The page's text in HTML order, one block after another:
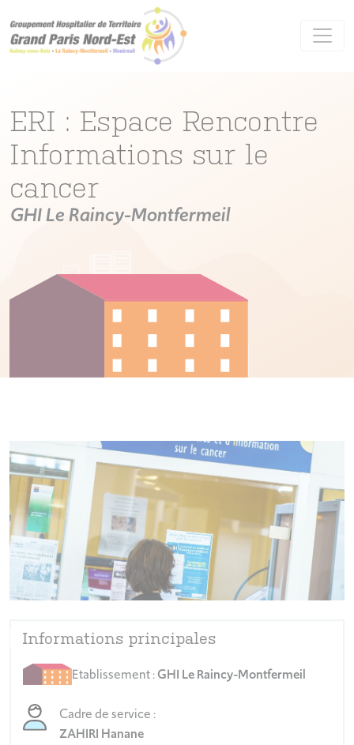
ERI : Espace Rencontre
Informations sur le
cancer
GHI Le Raincy-Montfermeil
Informations principales
Etablissement :GHI Le Raincy-Montfermeil
Cadre de service :
ZAHIRI Hanane
Panneau de gestion des cookies